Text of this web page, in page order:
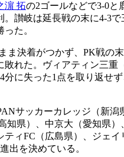
濵 拓の2ゴールなどで3-0と
。讃岐は延長戦の末に4-3
た。
ま決着がつかず、PK戦の
敗れた。ヴィアティン三重
分に失った1点を取り返せ
サッカーカレッジ（新潟
高知県）、中京大（愛知県
ティFC（広島県）、ジェイ
出を決めている。